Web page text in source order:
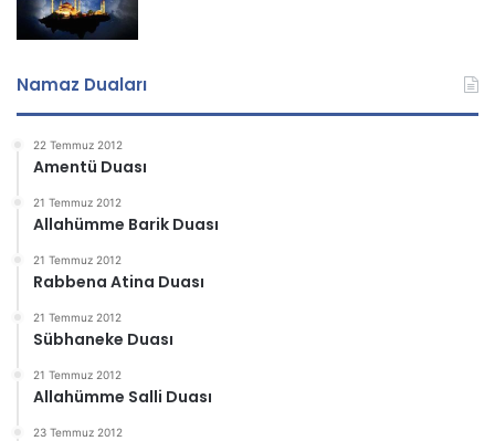
Namaz Duaları
22 Temmuz 2012
Amentü Duası
21 Temmuz 2012
Allahümme Barik Duası
21 Temmuz 2012
Rabbena Atina Duası
21 Temmuz 2012
Sübhaneke Duası
21 Temmuz 2012
Allahümme Salli Duası
23 Temmuz 2012